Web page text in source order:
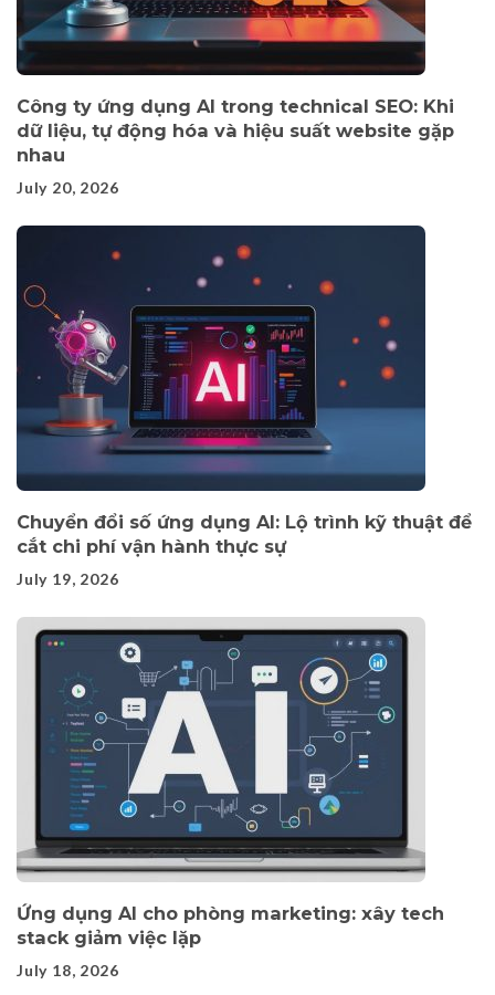
Công ty ứng dụng AI trong technical SEO: Khi
dữ liệu, tự động hóa và hiệu suất website gặp
nhau
July 20, 2026
Chuyển đổi số ứng dụng AI: Lộ trình kỹ thuật để
cắt chi phí vận hành thực sự
July 19, 2026
Ứng dụng AI cho phòng marketing: xây tech
stack giảm việc lặp
July 18, 2026